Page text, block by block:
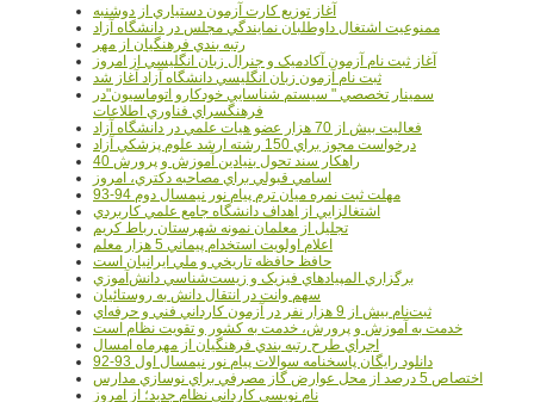
آغاز توزيع کارت آزمون دستياري از دوشنبه
ممنوعيت اشتغال داوطلبان نمايندگي مجلس در دانشگاه آزاد
رتبه بندي فرهنگيان از مهر
آغاز ثبت نام آزمون آکادميک و جنرال زبان انگليسي از امروز
ثبت نام آزمون زبان انگليسي دانشگاه آزاد آغاز شد
سمينار تخصصي " سيستم شناسايي خودکارو اتوماسيون"در
فرهنگسراي فناوري اطلاعات
فعاليت بيش از 70 هزار عضو هيات علمي در دانشگاه آزاد
درخواست مجوز براي 150 رشته ارشد علوم پزشکي آزاد
40 راهکار سند تحول بنيادين آموزش و پرورش
اسامي قبولي براي مصاحبه دکتري، امروز
مهلت ثبت نمره میان ترم پیام نور نیمسال دوم 94-93
اشتغالزايي از اهداف دانشگاه جامع علمي کاربردي
تجليل از معلمان نمونه شهرستان رباط کريم
اعلام اولويت استخدام پيماني 5 هزار معلم
حافظ حافظه تاريخي و ملي ايرانيان است
برگزاري المپيادهاي فيزيک و زيست‌شناسي دانش‌آموزي
سهم وانت در انتقال دانش به روستائيان
ثبت‌نام بيش از 9 هزار نفر در آزمون کارداني فني و حرفه‌اي
خدمت به آموزش و پرورش، خدمت به کشور و تقويت نظام است
اجراي طرح رتبه بندي فرهنگيان از مهرماه امسال
دانلود رایگان پاسخنامه سوالات پیام نور نیمسال اول 93-92
اختصاص 5 درصد از محل عوارض گاز مصرفي براي نوسازي مدارس
نام نويسي کارداني نظام جديد؛ از امروز